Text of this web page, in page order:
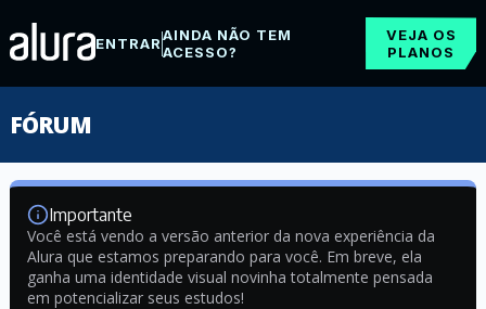
ENTRARAINDA NÃO TEM
ACESSO?
VEJA OS
PLANOS
FÓRUM
Importante
Você está vendo a versão anterior da nova experiência da
Alura que estamos preparando para você. Em breve, ela
ganha uma identidade visual novinha totalmente pensada
em potencializar seus estudos!